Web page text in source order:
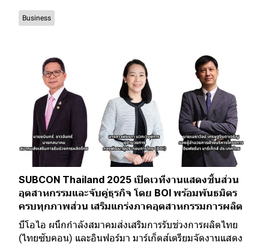
Business
SUBCON Thailand 2025 เปิดเวทีงานแสดงชิ้นส่วน
อุตสาหกรรมและจับคู่ธุรกิจ โดย BOI พร้อมพันธมิตร
ครบทุกภาพส่วน เสริมแกร่งภาคอุตสาหกรรมการผลิต
บีโอไอ ผนึกกำลังสมาคมส่งเสริมการรับช่วงการผลิตไทย
(ไทยซับคอน) และอินฟอร์มา มาร์เก็ตส์เตรียมจัดงานแสดง